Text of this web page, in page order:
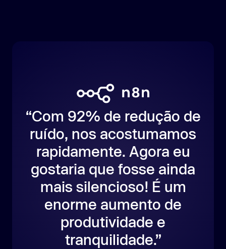
“Com 92% de redução de
ruído, nos acostumamos
rapidamente. Agora eu
gostaria que fosse ainda
mais silencioso! É um
enorme aumento de
produtividade e
tranquilidade.”